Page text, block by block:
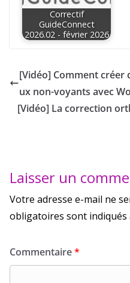
Correctif
GuideConnect
2026.02 - février 2026
[Vidéo] Comment créer
ux non-voyants avec
[Vidéo] La correction
Laisser un
Votre adresse e-mail ne
obligatoires sont indiqués
Commentaire*